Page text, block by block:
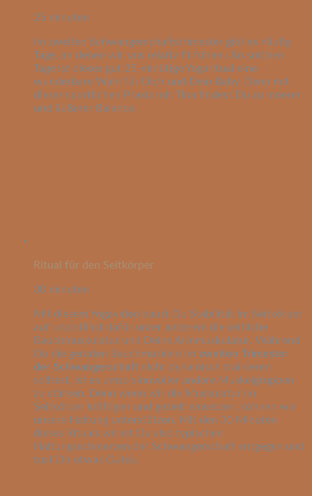
25 minuten
Im zweiten Schwangerschaftstrimester gibt es häufig
Tage, an denen wir uns relativ fit fühlen. An solchen
Tage ist dieses gut 25-minütige Yogaritual eine
wunderbare Wahl für Dich und Dein Baby. Denn mit
dieser sportlichen Praxis mit Tina findest Du zu innerer
und äußerer Balance.
Ritual für den Seitkörper
30 minuten
Mit diesem Yogavideo baust Du Stabilität im Seitkörper
auf und stäkst dafür unter anderem die seitliche
Bauchmuskulatur und Deine Armmuskulatur. Während
Du die geraden Bauchmuskeln im zweiten Trimester
der Schwangerschaft nicht dynamisch trainieren
solltest, ist es umso sinnvoller andere Muskelgruppen
zu stärken. Denn wenn wir die Muskulatur im
Seitkörper kräftigen und gezielt einsetzen, können wir
unsere Haltung unterstützen. Mit den 30 Minuten
dieses Rituals wirkst Du also typischen
Haltungsschmerzen der Schwangerschaft entgegen und
tust Dir etwas Gutes.